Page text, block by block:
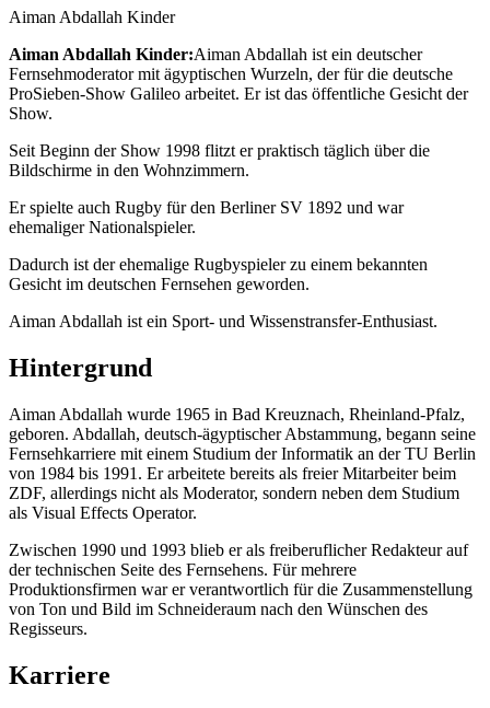
Aiman Abdallah Kinder
Aiman Abdallah Kinder:Aiman ​​Abdallah ist ein deutscher
Fernsehmoderator mit ägyptischen Wurzeln, der für die deutsche
ProSieben-Show Galileo arbeitet. Er ist das öffentliche Gesicht der
Show.
Seit Beginn der Show 1998 flitzt er praktisch täglich über die
Bildschirme in den Wohnzimmern.
Er spielte auch Rugby für den Berliner SV 1892 und war
ehemaliger Nationalspieler.
Dadurch ist der ehemalige Rugbyspieler zu einem bekannten
Gesicht im deutschen Fernsehen geworden.
Aiman ​​Abdallah ist ein Sport- und Wissenstransfer-Enthusiast.
Hintergrund
Aiman ​​Abdallah wurde 1965 in Bad Kreuznach, Rheinland-Pfalz,
geboren. Abdallah, deutsch-ägyptischer Abstammung, begann seine
Fernsehkarriere mit einem Studium der Informatik an der TU Berlin
von 1984 bis 1991. Er arbeitete bereits als freier Mitarbeiter beim
ZDF, allerdings nicht als Moderator, sondern neben dem Studium
als Visual Effects Operator.
Zwischen 1990 und 1993 blieb er als freiberuflicher Redakteur auf
der technischen Seite des Fernsehens. Für mehrere
Produktionsfirmen war er verantwortlich für die Zusammenstellung
von Ton und Bild im Schneideraum nach den Wünschen des
Regisseurs.
Karriere